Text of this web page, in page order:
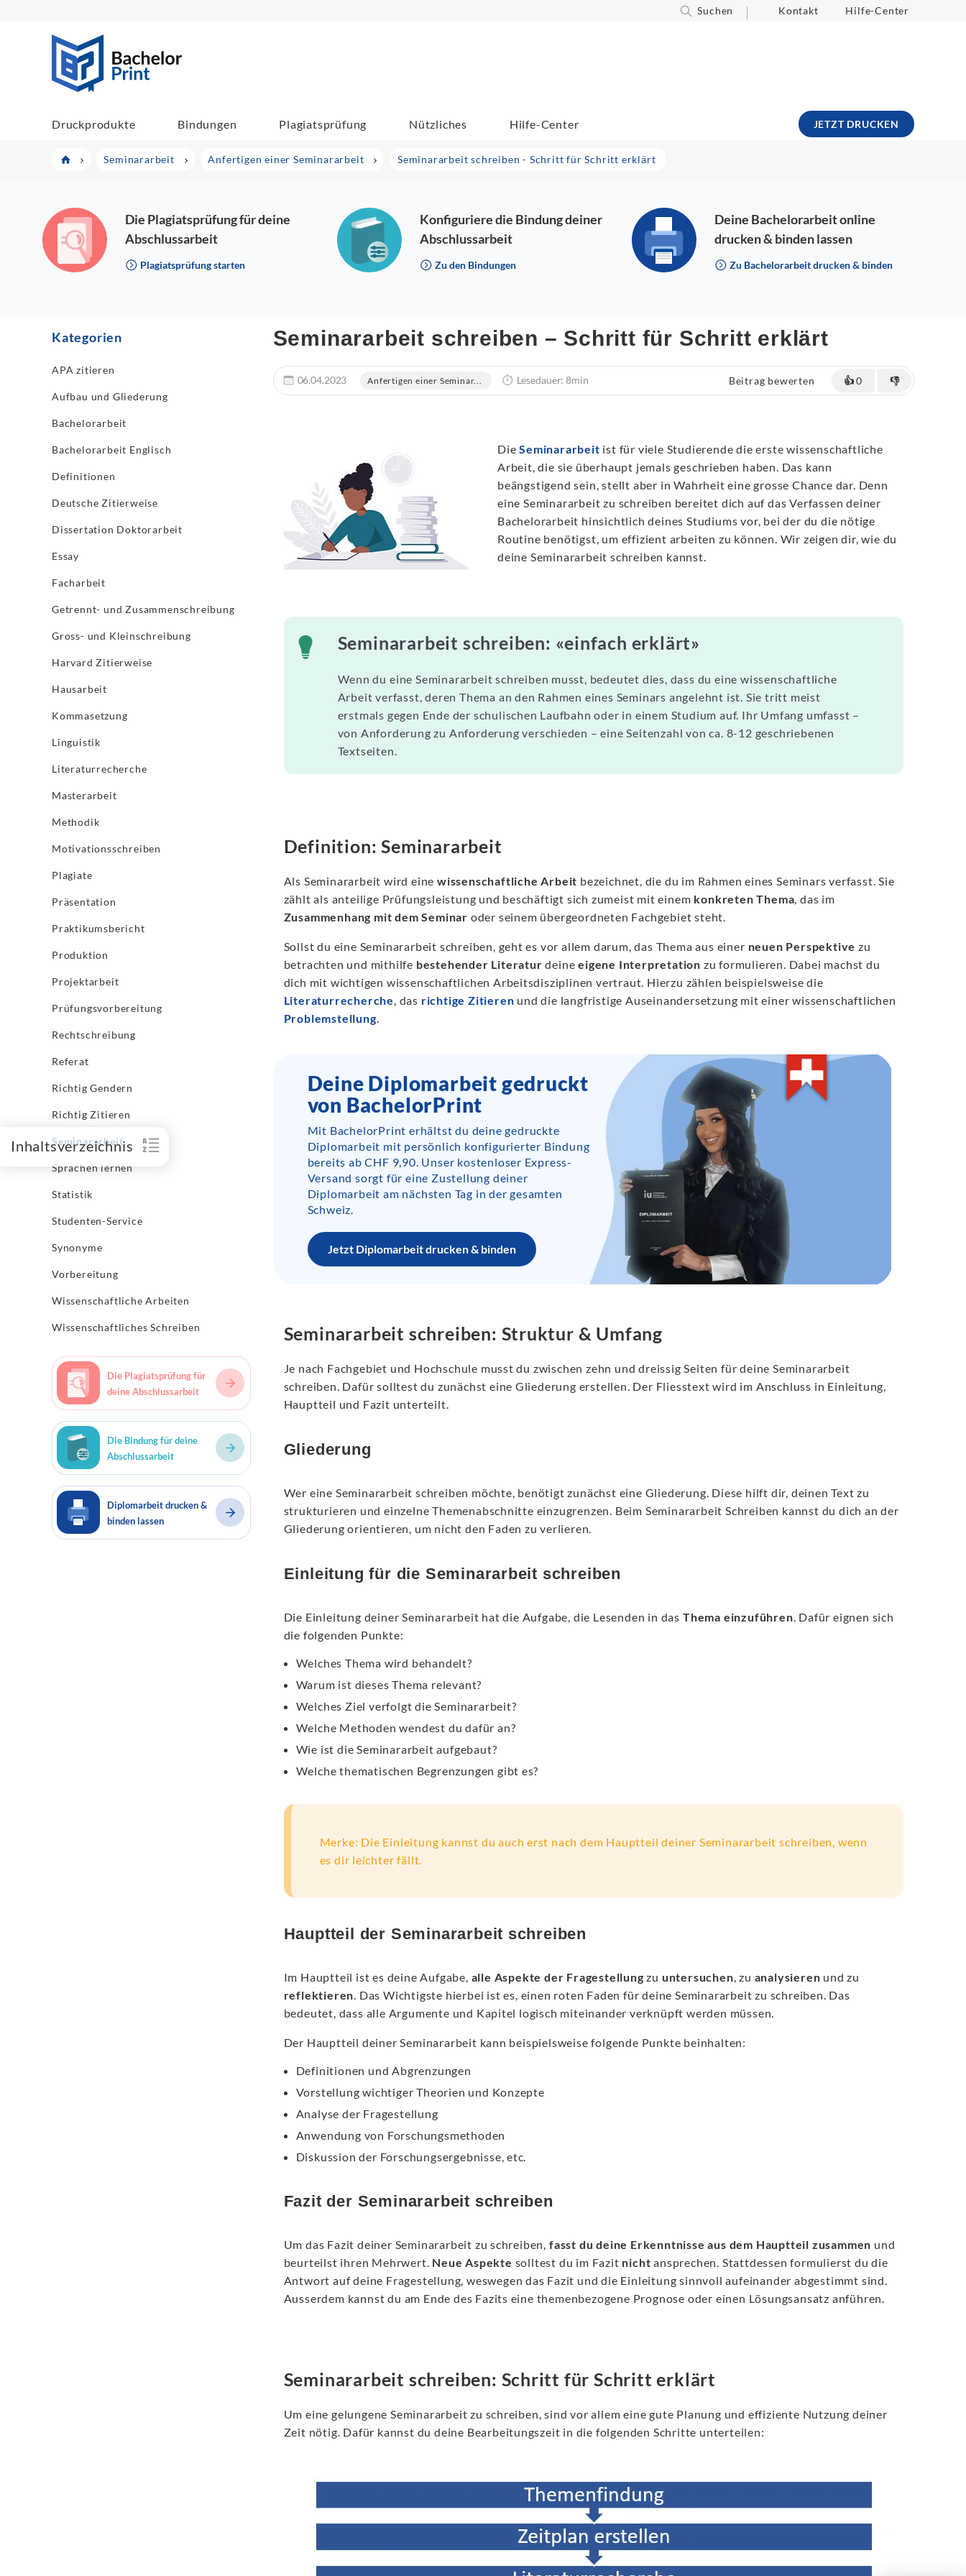
Suchen Kontakt Hilfe-Center
Druckprodukte Bindungen Plagiatsprüfung Nützliches Hilfe-Center JETZT DRUCKEN
Seminararbeit Anfertigen einer Seminararbeit Seminararbeit schreiben - Schritt für Schritt erklärt
Die Plagiatsprüfung für deine
Abschlussarbeit
Plagiatsprüfung starten
Konfiguriere die Bindung deiner
Abschlussarbeit
Zu den Bindungen
Deine Bachelorarbeit online
drucken & binden lassen
Zu Bachelorarbeit drucken & binden
Kategorien
APA zitieren
Aufbau und Gliederung
Bachelorarbeit
Bachelorarbeit Englisch
Definitionen
Deutsche Zitierweise
Dissertation Doktorarbeit
Essay
Facharbeit
Getrennt- und Zusammenschreibung
Gross- und Kleinschreibung
Harvard Zitierweise
Hausarbeit
Kommasetzung
Linguistik
Literaturrecherche
Masterarbeit
Methodik
Motivationsschreiben
Plagiate
Präsentation
Praktikumsbericht
Produktion
Projektarbeit
Prüfungsvorbereitung
Rechtschreibung
Referat
Richtig Gendern
Richtig Zitieren
Seminararbeit
Sprachen lernen
Statistik
Studenten-Service
Synonyme
Vorbereitung
Wissenschaftliche Arbeiten
Wissenschaftliches Schreiben
Die Plagiatsprüfung für
deine Abschlussarbeit
Die Bindung für deine
Abschlussarbeit
Diplomarbeit drucken &
binden lassen
Seminararbeit schreiben – Schritt für Schritt erklärt
06.04.2023 Anfertigen einer Seminar... Lesedauer: 8min Beitrag bewerten 👍0 👎
Inhaltsverzeichnis
DieSeminararbeit ist für viele Studierende die erste wissenschaftliche
Arbeit, die sie überhaupt jemals geschrieben haben. Das kann
beängstigend sein, stellt aber in Wahrheit eine grosse Chance dar. Denn
eine Seminararbeit zu schreiben bereitet dich auf das Verfassen deiner
Bachelorarbeit hinsichtlich deines Studiums vor, bei der du die nötige
Routine benötigst, um effizient arbeiten zu können. Wir zeigen dir, wie du
deine Seminararbeit schreiben kannst.
Seminararbeit schreiben: «einfach erklärt»
Wenn du eine Seminararbeit schreiben musst, bedeutet dies, dass du eine wissenschaftliche
Arbeit verfasst, deren Thema an den Rahmen eines Seminars angelehnt ist. Sie tritt meist
erstmals gegen Ende der schulischen Laufbahn oder in einem Studium auf. Ihr Umfang umfasst –
von Anforderung zu Anforderung verschieden – eine Seitenzahl von ca. 8-12 geschriebenen
Textseiten.
Definition: Seminararbeit
Als Seminararbeit wird eine wissenschaftliche Arbeit bezeichnet, die du im Rahmen eines Seminars verfasst. Sie
zählt als anteilige Prüfungsleistung und beschäftigt sich zumeist mit einem konkreten Thema, das im
Zusammenhang mit dem Seminar oder seinem übergeordneten Fachgebiet steht.
Sollst du eine Seminararbeit schreiben, geht es vor allem darum, das Thema aus einer neuen Perspektive zu
betrachten und mithilfe bestehender Literatur deineeigene Interpretation zu formulieren. Dabei machst du
dich mit wichtigen wissenschaftlichen Arbeitsdisziplinen vertraut. Hierzu zählen beispielsweise die
Literaturrecherche, das richtige Zitieren und die langfristige Auseinandersetzung mit einer wissenschaftlichen
Problemstellung.
Deine Diplomarbeit gedruckt
von BachelorPrint
Mit BachelorPrint erhältst du deine gedruckte
Diplomarbeit mit persönlich konfigurierter Bindung
bereits ab CHF 9,90. Unser kostenloser Express-
Versand sorgt für eine Zustellung deiner
Diplomarbeit am nächsten Tag in der gesamten
Schweiz.
Jetzt Diplomarbeit drucken & binden
Seminararbeit schreiben: Struktur & Umfang
Je nach Fachgebiet und Hochschule musst du zwischen zehn und dreissig Seiten für deine Seminararbeit
schreiben. Dafür solltest du zunächst eine Gliederung erstellen. Der Fliesstext wird im Anschluss in Einleitung,
Hauptteil und Fazit unterteilt.
Gliederung
Wer eine Seminararbeit schreiben möchte, benötigt zunächst eine Gliederung. Diese hilft dir, deinen Text zu
strukturieren und einzelne Themenabschnitte einzugrenzen. Beim Seminararbeit Schreiben kannst du dich an der
Gliederung orientieren, um nicht den Faden zu verlieren.
Einleitung für die Seminararbeit schreiben
Die Einleitung deiner Seminararbeit hat die Aufgabe, die Lesenden in das Thema einzuführen. Dafür eignen sich
die folgenden Punkte:
Welches Thema wird behandelt?
Warum ist dieses Thema relevant?
Welches Ziel verfolgt die Seminararbeit?
Welche Methoden wendest du dafür an?
Wie ist die Seminararbeit aufgebaut?
Welche thematischen Begrenzungen gibt es?
Merke: Die Einleitung kannst du auch erst nach dem Hauptteil deiner Seminararbeit schreiben, wenn
es dir leichter fällt.
Hauptteil der Seminararbeit schreiben
Im Hauptteil ist es deine Aufgabe, alle Aspekte der Fragestellung zu untersuchen, zu analysieren und zu
reflektieren. Das Wichtigste hierbei ist es, einen roten Faden für deine Seminararbeit zu schreiben. Das
bedeutet, dass alle Argumente und Kapitel logisch miteinander verknüpft werden müssen.
Der Hauptteil deiner Seminararbeit kann beispielsweise folgende Punkte beinhalten:
Definitionen und Abgrenzungen
Vorstellung wichtiger Theorien und Konzepte
Analyse der Fragestellung
Anwendung von Forschungsmethoden
Diskussion der Forschungsergebnisse, etc.
Fazit der Seminararbeit schreiben
Um das Fazit deiner Seminararbeit zu schreiben, fasst du deine Erkenntnisse aus dem Hauptteil zusammen und
beurteilst ihren Mehrwert. Neue Aspekte solltest du im Fazit nicht ansprechen. Stattdessen formulierst du die
Antwort auf deine Fragestellung, weswegen das Fazit und die Einleitung sinnvoll aufeinander abgestimmt sind.
Ausserdem kannst du am Ende des Fazits eine themenbezogene Prognose oder einen Lösungsansatz anführen.
Seminararbeit schreiben: Schritt für Schritt erklärt
Um eine gelungene Seminararbeit zu schreiben, sind vor allem eine gute Planung und effiziente Nutzung deiner
Zeit nötig. Dafür kannst du deine Bearbeitungszeit in die folgenden Schritte unterteilen: